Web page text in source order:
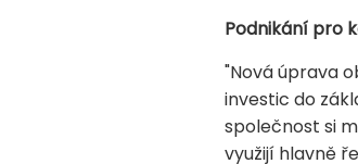
Podnikání pro
"Nová úprava
investic do
společnost si
využijí hlavně